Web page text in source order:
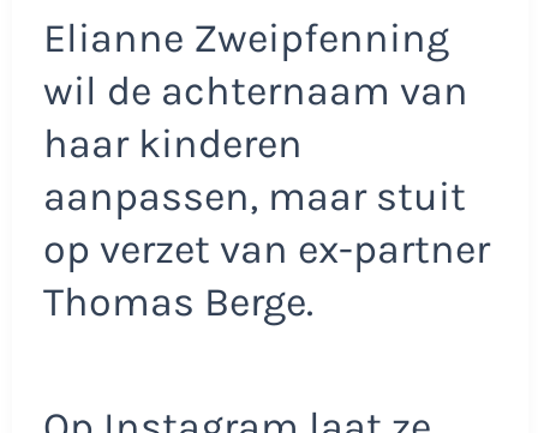
Elianne Zweipfenning
wil de achternaam van
haar kinderen
aanpassen, maar stuit
op verzet van ex-partner
Thomas Berge.